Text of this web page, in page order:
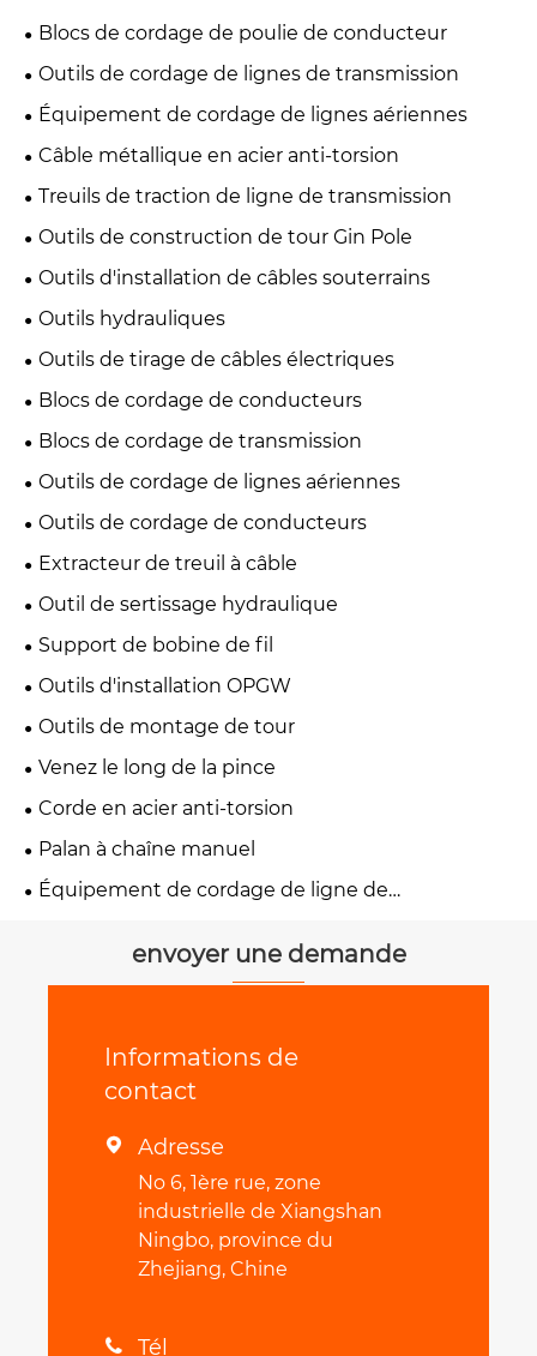
Blocs de cordage de poulie de conducteur
Outils de cordage de lignes de transmission
Équipement de cordage de lignes aériennes
Câble métallique en acier anti-torsion
Treuils de traction de ligne de transmission
Outils de construction de tour Gin Pole
Outils d'installation de câbles souterrains
Outils hydrauliques
Outils de tirage de câbles électriques
Blocs de cordage de conducteurs
Blocs de cordage de transmission
Outils de cordage de lignes aériennes
Outils de cordage de conducteurs
Extracteur de treuil à câble
Outil de sertissage hydraulique
Support de bobine de fil
Outils d'installation OPGW
Outils de montage de tour
Venez le long de la pince
Corde en acier anti-torsion
Palan à chaîne manuel
Équipement de cordage de ligne de
envoyer une demande
Informations de
contact
 Adresse
No 6, 1ère rue, zone
industrielle de Xiangshan
Ningbo, province du
Zhejiang, Chine
 Tél